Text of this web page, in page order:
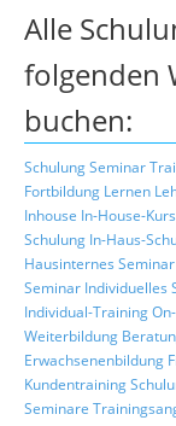
Alle
folgenden
buchen:
SchulungSeminar
Fortbildung Lernen
Inhouse In-House-Kurs
Schulung In-Haus-
Hausinternes Seminar
Seminar Individuelles
Individual-Training
Weiterbildung
Erwachsenenbildung
Kundentraining
Seminare